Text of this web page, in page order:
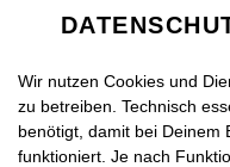
Wir nutzen Cookies und
zu betreiben. Technisch
benötigt, damit bei Deinem
funktioniert. Je nach